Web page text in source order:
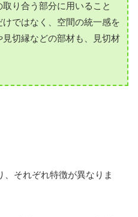
り合う部分に用いること
ではなく、空間の統一感を
切縁などの部材も、見切材
、それぞれ特徴が異なりま